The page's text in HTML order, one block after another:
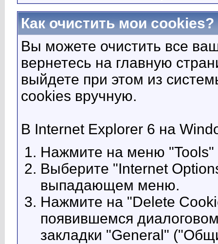
Как очистить мои cookies?
Вы можете очистить все
вернетесь на главную
выйдете при этом из
cookies вручную.
В Internet Explorer 6 на
Нажмите на меню "Tools"
Выберите "Internet
выпадающем меню.
Нажмите на "Delete
появившемся
закладки "General"